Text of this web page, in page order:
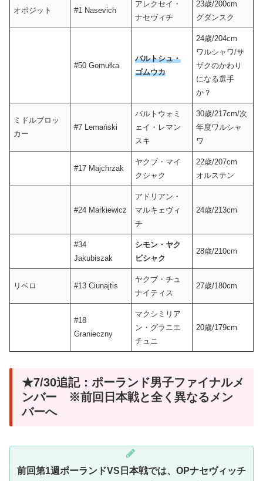
オポジット #1 Nasevich
アレクセイ・
ナセヴィチ
23歳/200cm
グダンスク
#50 Gomułka
バルトシュ・
ゴムウカ
24歳/204cm
ワルシャワ/サ
ザクのかわり
になる選手
か？
ミドルブロッ
カー
#7 Lemański
バルトウォミ
ェイ・レマン
スキ
30歳/217cm/次
年度ワルシャ
ワ
#17 Majchrzak
ヤクブ・マイ
クシャク
22歳/207cm
オルステン
#24 Markiewicz
アドリアン・
マルキェヴィ
チ
24歳/213cm
#34
Jakubiszak
シモン・ヤク
ビシャク
28歳/210cm
リベロ #13 Ciunajtis
ヤクブ・チュ
ナイティス
27歳/180cm
#18
Granieczny
マクシミリア
ン・グラニエ
チュニ
20歳/179cm
★7/30追記：ポーランド男子ファイナルメ
ンバー ※前回日本戦と全く異なるメン
バーへ
前回第1週ポーランドVS日本戦では、OPナセヴィッチ